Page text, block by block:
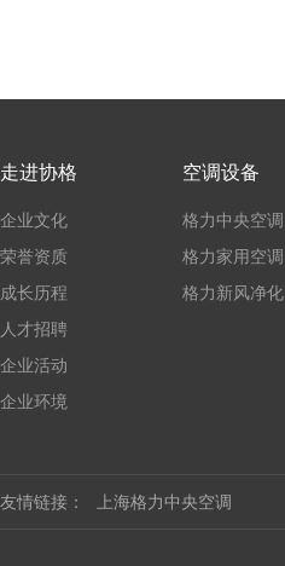
走进协格
企业文化
荣誉资质
成长历程
人才招聘
企业活动
企业环境
空调设备
格力中央空调
格力家用空调
格力新风净化
友情链接： 上海格力中央空调